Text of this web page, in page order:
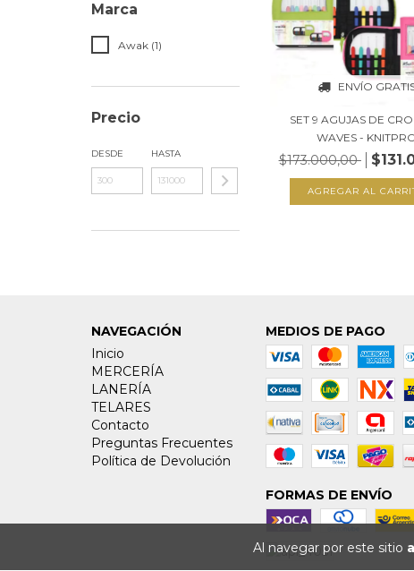
Al navegar por este sitio
Marca
Awak (1)
Precio
DESDE HASTA
ENVÍO
SET 9 AGUJAS DE
WAVES -
$173.000,00
AGREGAR AL
NAVEGACIÓN
Inicio
MERCERÍA
LANERÍA
TELARES
Contacto
Preguntas Frecuentes
Política de Devolución
MEDIOS DE PAGO
FORMAS DE ENVÍO